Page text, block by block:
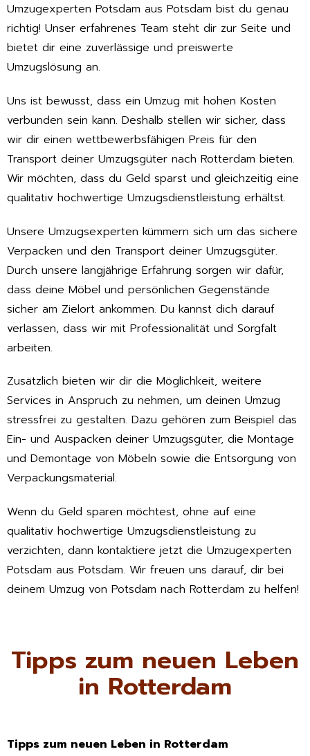
Umzugexperten Potsdam aus Potsdam bist du genau
richtig! Unser erfahrenes Team steht dir zur Seite und
bietet dir eine zuverlässige und preiswerte
Umzugslösung an.
Uns ist bewusst, dass ein Umzug mit hohen Kosten
verbunden sein kann. Deshalb stellen wir sicher, dass
wir dir einen wettbewerbsfähigen Preis für den
Transport deiner Umzugsgüter nach Rotterdam bieten.
Wir möchten, dass du Geld sparst und gleichzeitig eine
qualitativ hochwertige Umzugsdienstleistung erhältst.
Unsere Umzugsexperten kümmern sich um das sichere
Verpacken und den Transport deiner Umzugsgüter.
Durch unsere langjährige Erfahrung sorgen wir dafür,
dass deine Möbel und persönlichen Gegenstände
sicher am Zielort ankommen. Du kannst dich darauf
verlassen, dass wir mit Professionalität und Sorgfalt
arbeiten.
Zusätzlich bieten wir dir die Möglichkeit, weitere
Services in Anspruch zu nehmen, um deinen Umzug
stressfrei zu gestalten. Dazu gehören zum Beispiel das
Ein- und Auspacken deiner Umzugsgüter, die Montage
und Demontage von Möbeln sowie die Entsorgung von
Verpackungsmaterial.
Wenn du Geld sparen möchtest, ohne auf eine
qualitativ hochwertige Umzugsdienstleistung zu
verzichten, dann kontaktiere jetzt die Umzugexperten
Potsdam aus Potsdam. Wir freuen uns darauf, dir bei
deinem Umzug von Potsdam nach Rotterdam zu helfen!
Tipps zum neuen Leben
in Rotterdam
Tipps zum neuen Leben in Rotterdam